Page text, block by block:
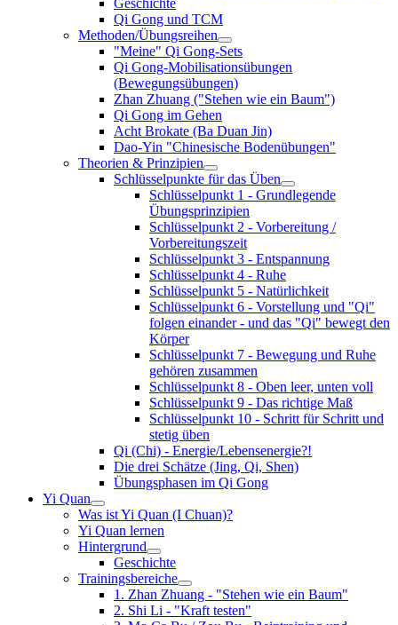
Geschichte
Qi Gong und TCM
Methoden/Übungsreihen
"Meine" Qi Gong-Sets
Qi Gong-Mobilisationsübungen
(Bewegungsübungen)
Zhan Zhuang ("Stehen wie ein Baum")
Qi Gong im Gehen
Acht Brokate (Ba Duan Jin)
Dao-Yin "Chinesische Bodenübungen"
Theorien & Prinzipien
Schlüsselpunkte für das Üben
Schlüsselpunkt 1 - Grundlegende
Übungsprinzipien
Schlüsselpunkt 2 - Vorbereitung /
Vorbereitungszeit
Schlüsselpunkt 3 - Entspannung
Schlüsselpunkt 4 - Ruhe
Schlüsselpunkt 5 - Natürlichkeit
Schlüsselpunkt 6 - Vorstellung und "Qi"
folgen einander - und das "Qi" bewegt den
Körper
Schlüsselpunkt 7 - Bewegung und Ruhe
gehören zusammen
Schlüsselpunkt 8 - Oben leer, unten voll
Schlüsselpunkt 9 - Das richtige Maß
Schlüsselpunkt 10 - Schritt für Schritt und
stetig üben
Qi (Chi) - Energie/Lebensenergie?!
Die drei Schätze (Jing, Qi, Shen)
Übungsphasen im Qi Gong
Yi Quan
Was ist Yi Quan (I Chuan)?
Yi Quan lernen
Hintergrund
Geschichte
Trainingsbereiche
1. Zhan Zhuang - "Stehen wie ein Baum"
2. Shi Li - "Kraft testen"